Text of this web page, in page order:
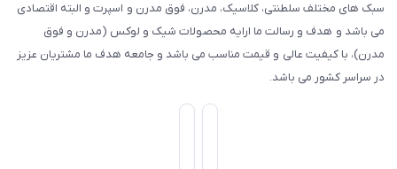
سبک های مختلف سلطنتی، کلاسیک، مدرن، فوق مدرن و اسپرت و البته اقتصادی
می باشد و هدف و رسالت ما ارایه محصولات شیک و لوکس (مدرن و فوق
مدرن)، با کیفیت عالی و قیمت مناسب می باشد و جامعه هدف ما مشتریان عزیز
در سراسر کشور می باشد.